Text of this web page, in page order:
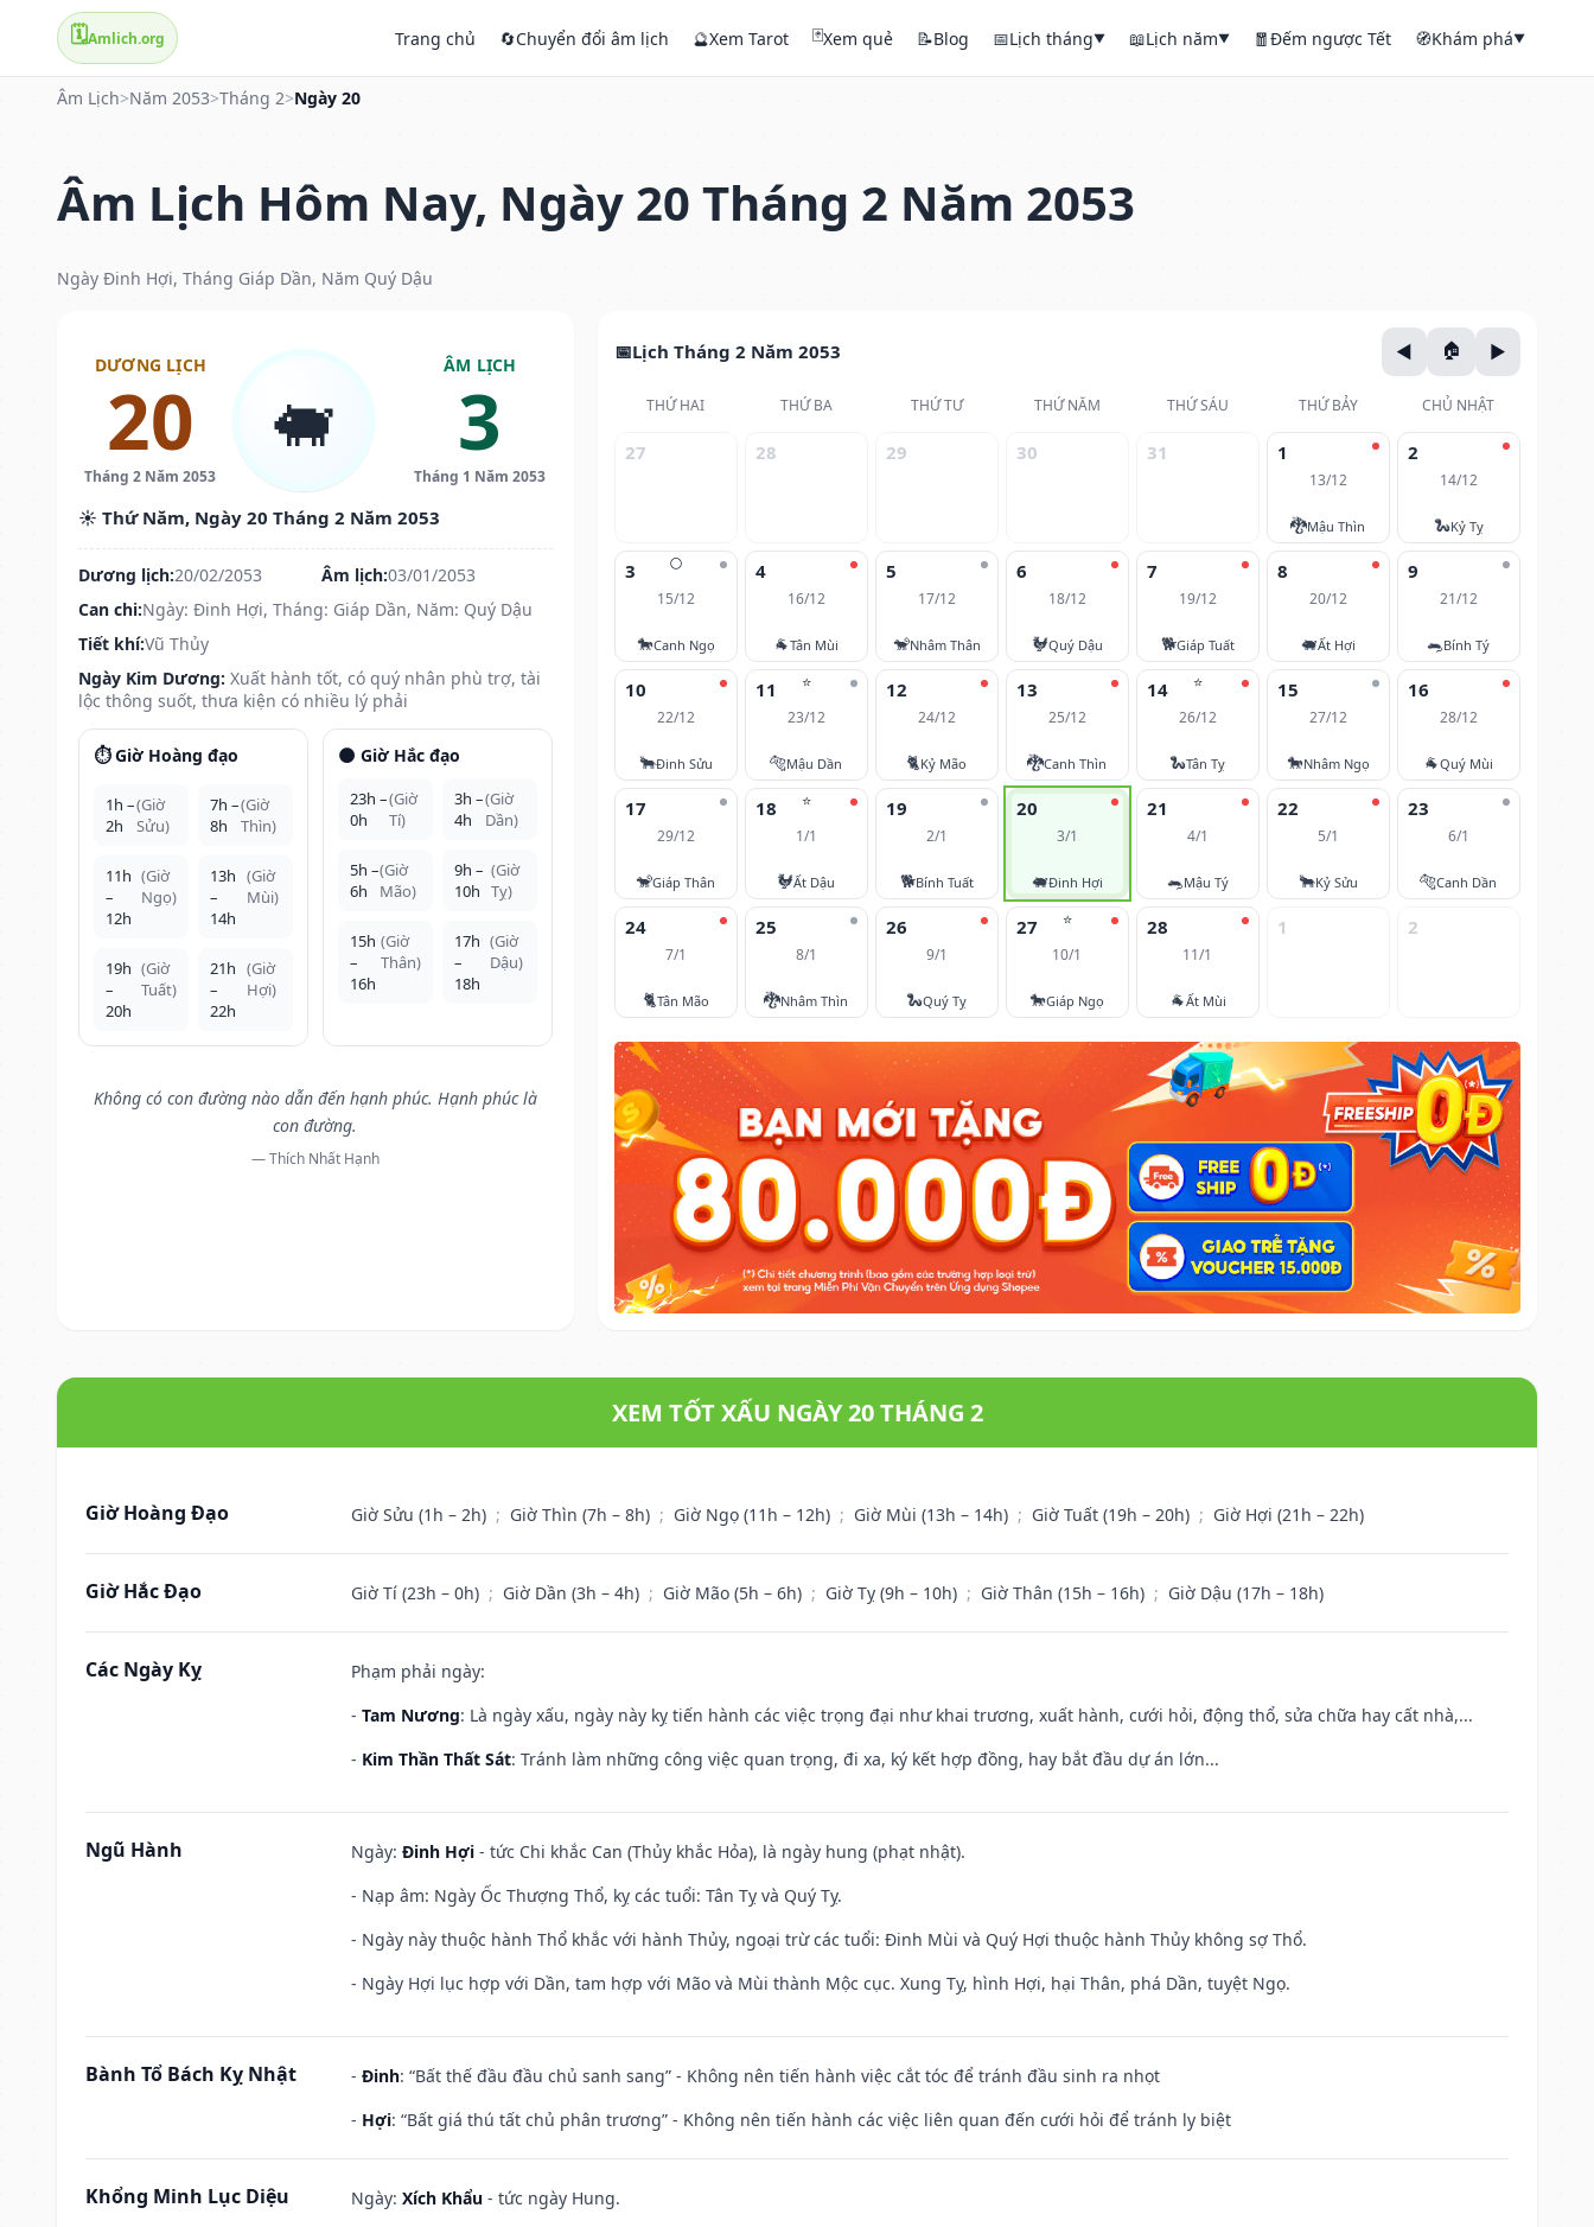
🗓️Amlich.org Trang chủ 🔄Chuyển đổi âm lịch 🔮Xem Tarot 🃏Xem quẻ 📝Blog 📅Lịch tháng▼ 📖Lịch năm▼ 🧧Đếm ngược Tết 🧭Khám phá▼
Âm Lịch>Năm 2053>Tháng 2>Ngày 20
Âm Lịch Hôm Nay, Ngày 20 Tháng 2 Năm 2053
Ngày Đinh Hợi, Tháng Giáp Dần, Năm Quý Dậu
DƯƠNG LỊCH
20
Tháng 2 Năm 2053
🐖
ÂM LỊCH
3
Tháng 1 Năm 2053
☀️ Thứ Năm, Ngày 20 Tháng 2 Năm 2053
Dương lịch:20/02/2053 Âm lịch:03/01/2053
Can chi:Ngày: Đinh Hợi, Tháng: Giáp Dần, Năm: Quý Dậu
Tiết khí:Vũ Thủy
Ngày Kim Dương: Xuất hành tốt, có quý nhân phù trợ, tài
lộc thông suốt, thưa kiện có nhiều lý phải
⏱️ Giờ Hoàng đạo
1h –
2h
(Giờ
Sửu)
7h –
8h
(Giờ
Thìn)
11h
–
12h
(Giờ
Ngọ)
13h
–
14h
(Giờ
Mùi)
19h
–
20h
(Giờ
Tuất)
21h
–
22h
(Giờ
Hợi)
🌑 Giờ Hắc đạo
23h –
0h
(Giờ
Tí)
3h –
4h
(Giờ
Dần)
5h –
6h
(Giờ
Mão)
9h –
10h
(Giờ
Tỵ)
15h
–
16h
(Giờ
Thân)
17h
–
18h
(Giờ
Dậu)
Không có con đường nào dẫn đến hạnh phúc. Hạnh phúc là
con đường.
— Thích Nhất Hạnh
Lịch Tháng 2 Năm 2053
THỨ HAI THỨ BA THỨ TƯ THỨ NĂM THỨ SÁU THỨ BẢY CHỦ NHẬT
27 28 29 30 31 1
13/12
🐉Mậu Thìn
2
14/12
🐍Kỷ Tỵ
🌕
3
15/12
🐎Canh Ngọ
4
16/12
🐐Tân Mùi
5
17/12
🐒Nhâm Thân
6
18/12
🐓Quý Dậu
7
19/12
🐕Giáp Tuất
8
20/12
🐖Ất Hợi
9
21/12
🐀Bính Tý
10
22/12
🐂Đinh Sửu
⭐
11
23/12
🐅Mậu Dần
12
24/12
🐈Kỷ Mão
13
25/12
🐉Canh Thìn
⭐
14
26/12
🐍Tân Tỵ
15
27/12
🐎Nhâm Ngọ
16
28/12
🐐Quý Mùi
17
29/12
🐒Giáp Thân
⭐
18
1/1
🐓Ất Dậu
19
2/1
🐕Bính Tuất
20
3/1
🐖Đinh Hợi
21
4/1
🐀Mậu Tý
22
5/1
🐂Kỷ Sửu
23
6/1
🐅Canh Dần
24
7/1
🐈Tân Mão
25
8/1
🐉Nhâm Thìn
26
9/1
🐍Quý Tỵ
⭐
27
10/1
🐎Giáp Ngọ
28
11/1
🐐Ất Mùi
1 2
XEM TỐT XẤU NGÀY 20 THÁNG 2
Giờ Hoàng Đạo Giờ Sửu (1h – 2h) ; Giờ Thìn (7h – 8h) ; Giờ Ngọ (11h – 12h) ; Giờ Mùi (13h – 14h) ; Giờ Tuất (19h – 20h) ; Giờ Hợi (21h – 22h)
Giờ Hắc Đạo Giờ Tí (23h – 0h) ; Giờ Dần (3h – 4h) ; Giờ Mão (5h – 6h) ; Giờ Tỵ (9h – 10h) ; Giờ Thân (15h – 16h) ; Giờ Dậu (17h – 18h)
Các Ngày Kỵ
Phạm phải ngày:
- Tam Nương: Là ngày xấu, ngày này kỵ tiến hành các việc trọng đại như khai trương, xuất hành, cưới hỏi, động thổ, sửa chữa hay cất nhà,...
- Kim Thần Thất Sát: Tránh làm những công việc quan trọng, đi xa, ký kết hợp đồng, hay bắt đầu dự án lớn...
Ngũ Hành Ngày: Đinh Hợi - tức Chi khắc Can (Thủy khắc Hỏa), là ngày hung (phạt nhật).
- Nạp âm: Ngày Ốc Thượng Thổ, kỵ các tuổi: Tân Tỵ và Quý Tỵ.
- Ngày này thuộc hành Thổ khắc với hành Thủy, ngoại trừ các tuổi: Đinh Mùi và Quý Hợi thuộc hành Thủy không sợ Thổ.
- Ngày Hợi lục hợp với Dần, tam hợp với Mão và Mùi thành Mộc cục. Xung Tỵ, hình Hợi, hại Thân, phá Dần, tuyệt Ngọ.
Bành Tổ Bách Kỵ Nhật - Đinh: “Bất thế đầu đầu chủ sanh sang” - Không nên tiến hành việc cắt tóc để tránh đầu sinh ra nhọt
- Hợi: “Bất giá thú tất chủ phân trương” - Không nên tiến hành các việc liên quan đến cưới hỏi để tránh ly biệt
Khổng Minh Lục Diệu Ngày: Xích Khẩu - tức ngày Hung.